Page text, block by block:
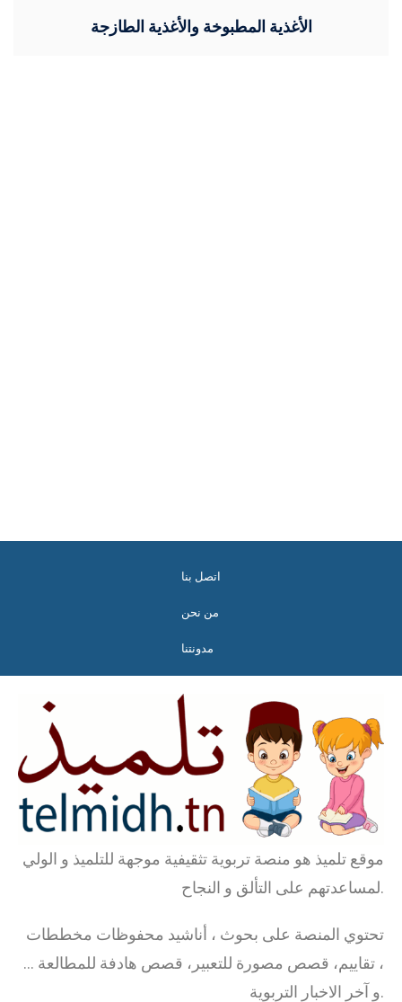
الأغذية المطبوخة والأغذية الطازجة
اتصل بنا
من نحن
مدونتنا
موقع تلميذ هو منصة تربوية تثقيفية موجهة للتلميذ و الولي
لمساعدتهم على التألق و النجاح.
تحتوي المنصة على بحوث ، أناشيد محفوظات مخططات
، تقاييم، قصص مصورة للتعبير، قصص هادفة للمطالعة …
و آخر الاخبار التربوية.